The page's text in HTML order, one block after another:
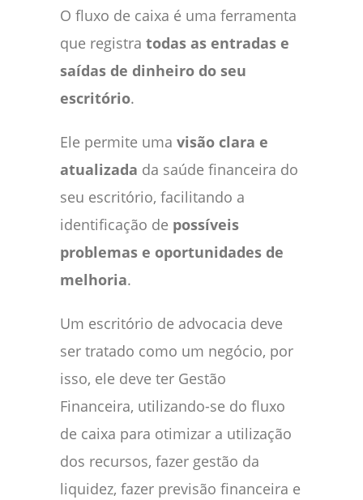
O fluxo de caixa é uma ferramenta
que registra todas as entradas e
saídas de dinheiro do seu
escritório.
Ele permite uma visão clara e
atualizada da saúde financeira do
seu escritório, facilitando a
identificação de possíveis
problemas e oportunidades de
melhoria.
Um escritório de advocacia deve
ser tratado como um negócio, por
isso, ele deve ter Gestão
Financeira, utilizando-se do fluxo
de caixa para otimizar a utilização
dos recursos, fazer gestão da
liquidez, fazer previsão financeira e